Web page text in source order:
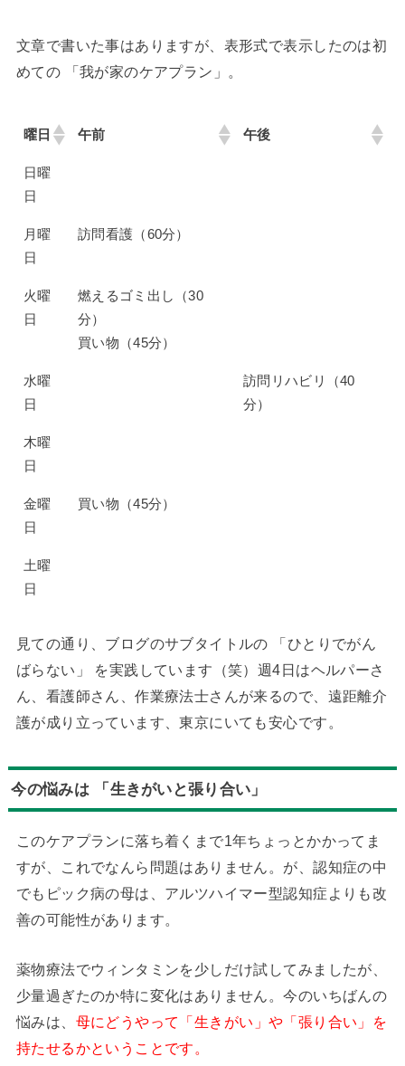
文章で書いた事はありますが、表形式で表示したのは初
めての 「我が家のケアプラン」。
曜日 午前 午後
日曜
日
月曜
日
訪問看護（60分）
火曜
日
燃えるゴミ出し（30
分）
買い物（45分）
水曜
日
訪問リハビリ（40
分）
木曜
日
金曜
日
買い物（45分）
土曜
日
見ての通り、ブログのサブタイトルの 「ひとりでがん
ばらない」 を実践しています（笑）週4日はヘルパーさ
ん、看護師さん、作業療法士さんが来るので、遠距離介
護が成り立っています、東京にいても安心です。
今の悩みは 「生きがいと張り合い」
このケアプランに落ち着くまで1年ちょっとかかってま
すが、これでなんら問題はありません。が、認知症の中
でもピック病の母は、アルツハイマー型認知症よりも改
善の可能性があります。
薬物療法でウィンタミンを少しだけ試してみましたが、
少量過ぎたのか特に変化はありません。今のいちばんの
悩みは、 母にどうやって「生きがい」や「張り合い」を
持たせるかということです。